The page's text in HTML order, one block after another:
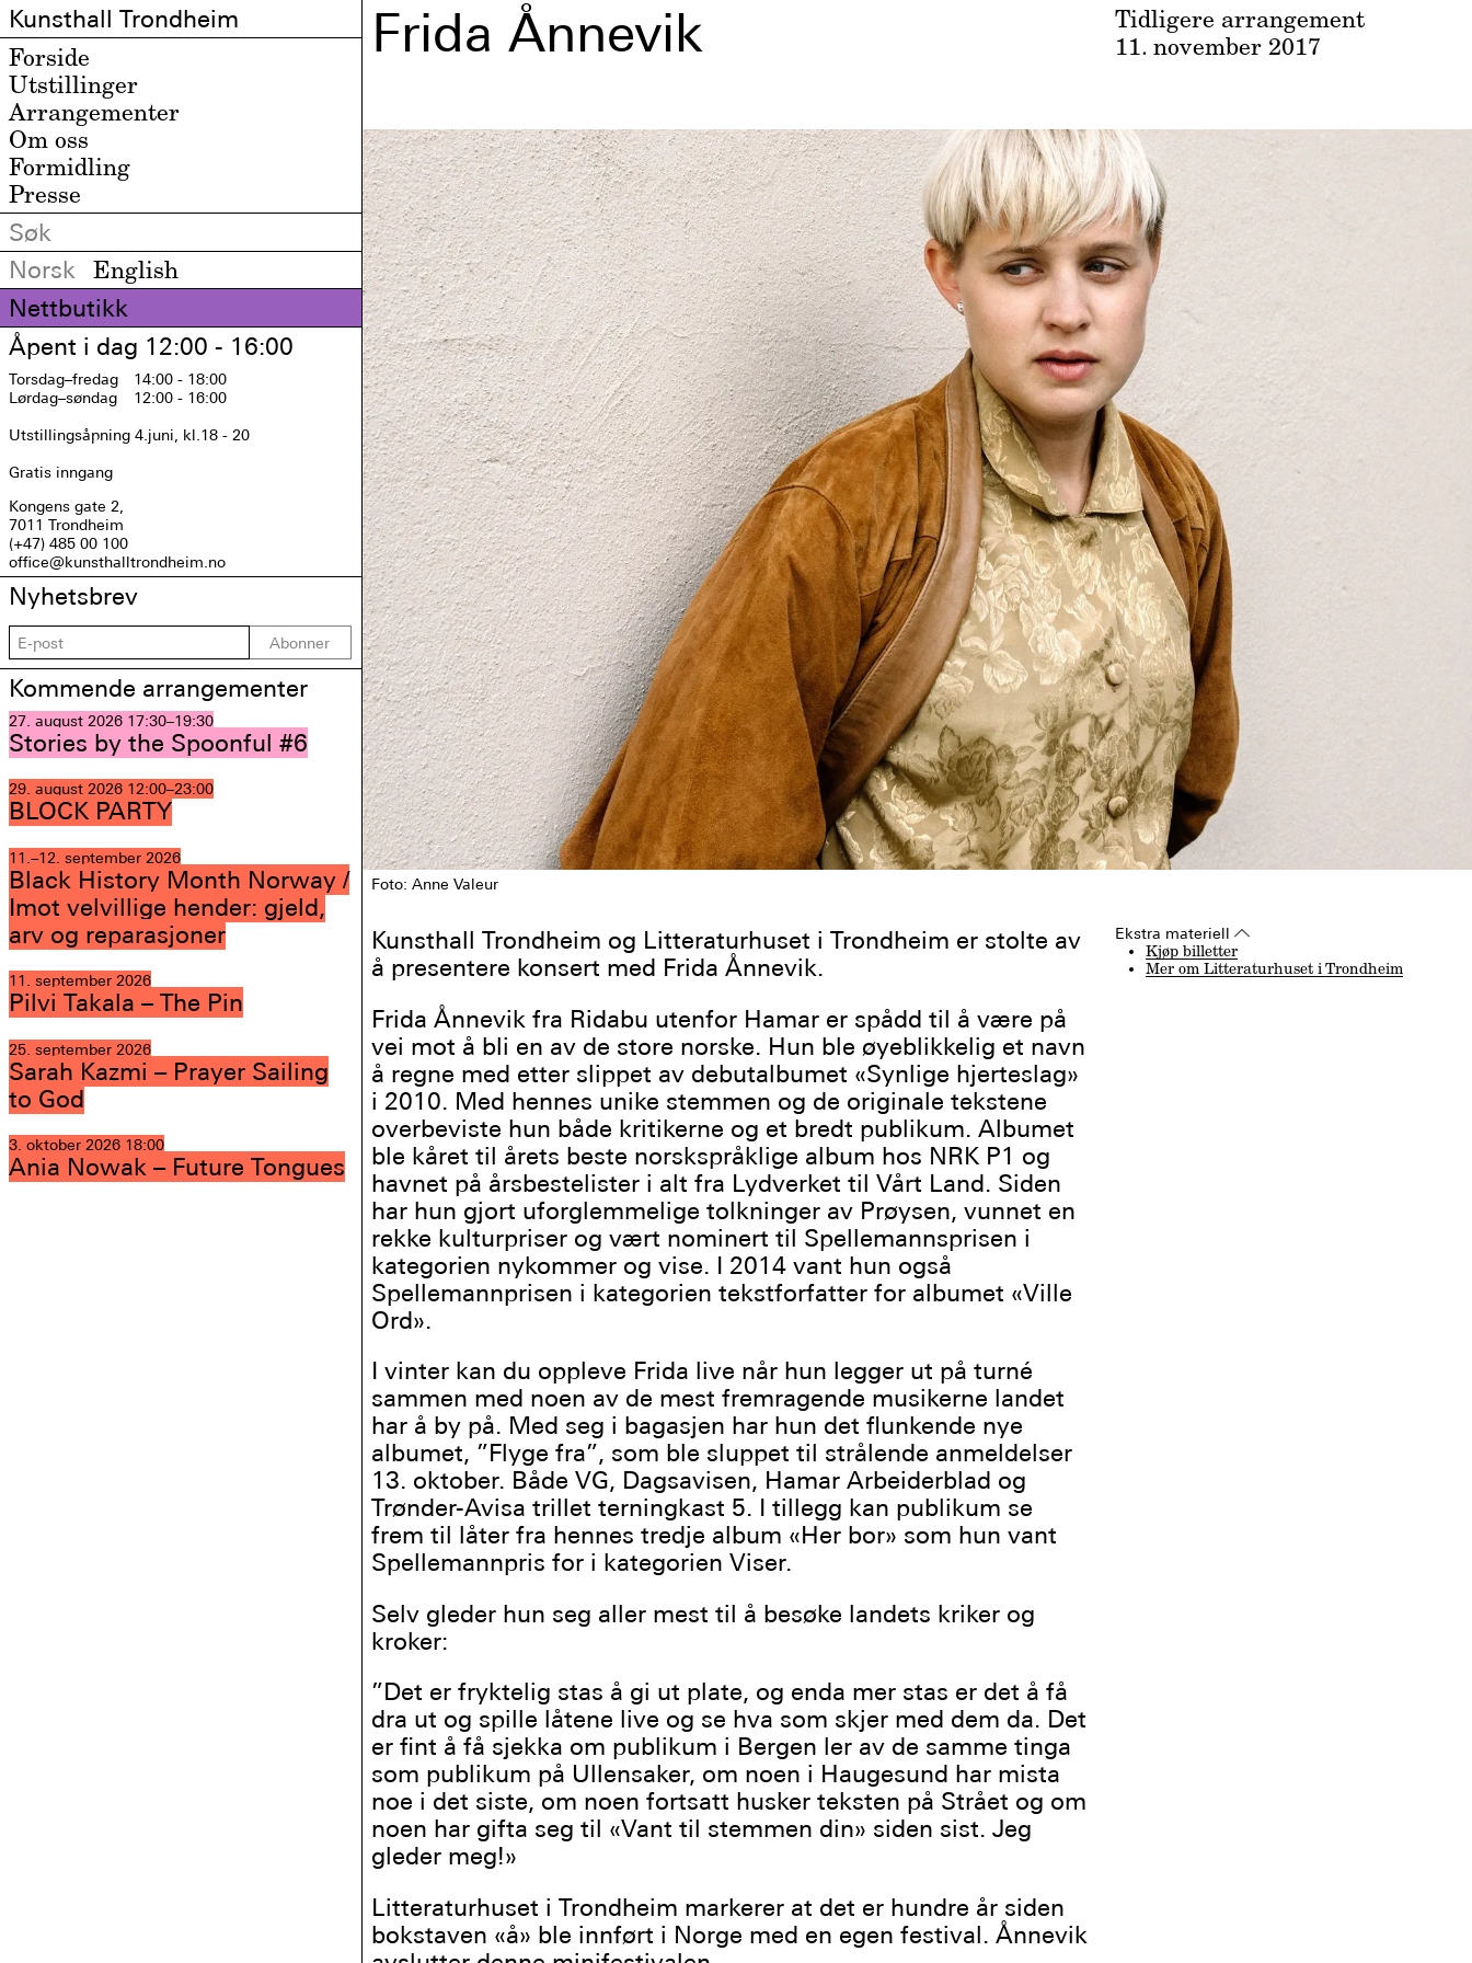
Kunsthall Trondheim
Forside
Utstillinger
Arrangementer
Om oss
Formidling
Presse
Norsk
English
Nettbutikk
Åpent i dag 12:00 - 16:00
Torsdag–fredag
14:00 - 18:00
Lørdag–søndag 12:00 - 16:00
Utstillingsåpning 4.juni, kl.18 - 20
Gratis inngang
Kongens gate 2,
7011 Trondheim
(+47) 485 00 100
office@kunsthalltrondheim.no
Nyhetsbrev
Abonner
Kommende arrangementer
27. august 2026 17:30–19:30
Stories by the Spoonful #6
29. august 2026 12:00–23:00
BLOCK PARTY
11.–12. september 2026
Black History Month Norway /
Imot velvillige hender: gjeld,
arv og reparasjoner
11. september 2026
Pilvi Takala – The Pin
25. september 2026
Sarah Kazmi – Prayer Sailing
to God
3. oktober 2026 18:00
Ania Nowak – Future Tongues
Tidligere arrangement
11. november 2017
Frida Ånnevik
Foto: Anne Valeur
Kunsthall Trondheim og Litteraturhuset i Trondheim er stolte av
å presentere konsert med Frida Ånnevik.
Frida Ånnevik fra Ridabu utenfor Hamar er spådd til å være på
vei mot å bli en av de store norske. Hun ble øyeblikkelig et navn
å regne med etter slippet av debutalbumet «Synlige hjerteslag»
i 2010. Med hennes unike stemmen og de originale tekstene
overbeviste hun både kritikerne og et bredt publikum. Albumet
ble kåret til årets beste norskspråklige album hos NRK P1 og
havnet på årsbestelister i alt fra Lydverket til Vårt Land. Siden
har hun gjort uforglemmelige tolkninger av Prøysen, vunnet en
rekke kulturpriser og vært nominert til Spellemannsprisen i
kategorien nykommer og vise. I 2014 vant hun også
Spellemannprisen i kategorien tekstforfatter for albumet «Ville
Ord».
I vinter kan du oppleve Frida live når hun legger ut på turné
sammen med noen av de mest fremragende musikerne landet
har å by på. Med seg i bagasjen har hun det flunkende nye
albumet, ”Flyge fra”, som ble sluppet til strålende anmeldelser
13. oktober. Både VG, Dagsavisen, Hamar Arbeiderblad og
Trønder-Avisa trillet terningkast 5. I tillegg kan publikum se
frem til låter fra hennes tredje album «Her bor» som hun vant
Spellemannpris for i kategorien Viser.
Selv gleder hun seg aller mest til å besøke landets kriker og
kroker:
”Det er fryktelig stas å gi ut plate, og enda mer stas er det å få
dra ut og spille låtene live og se hva som skjer med dem da. Det
er fint å få sjekka om publikum i Bergen ler av de samme tinga
som publikum på Ullensaker, om noen i Haugesund har mista
noe i det siste, om noen fortsatt husker teksten på Strået og om
noen har gifta seg til «Vant til stemmen din» siden sist. Jeg
gleder meg!»
Litteraturhuset i Trondheim markerer at det er hundre år siden
bokstaven «å» ble innført i Norge med en egen festival. Ånnevik
Ekstra materiell▵
Kjøp billetter
Mer om Litteraturhuset i Trondheim